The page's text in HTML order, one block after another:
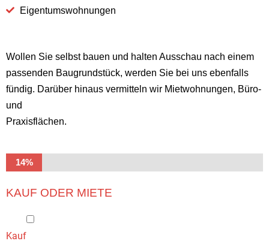
Eigentumswohnungen
Wollen Sie selbst bauen und halten Ausschau nach einem
passenden Baugrundstück, werden Sie bei uns ebenfalls
fündig. Darüber hinaus vermitteln wir Mietwohnungen, Büro-
und
Praxisflächen.
14%
KAUF ODER MIETE
Kauf